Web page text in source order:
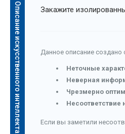
Описание искусственного интеллекта
Закажите
Данное описание создано
Неточные
Неверная
Чрезмерно
Несоответствие
Если вы заметили